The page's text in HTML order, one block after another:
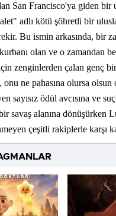
San Francisco'ya giden bir
adlı kötü şöhretli bir
Bu ismin arkasında, bir
kurbanı olan ve o zamandan
zenginlerden çalan genç
ne pahasına olursa olsun
sayısız ödül avcısına ve
savaş alanına dönüşürken
çeşitli rakiplerle karşı